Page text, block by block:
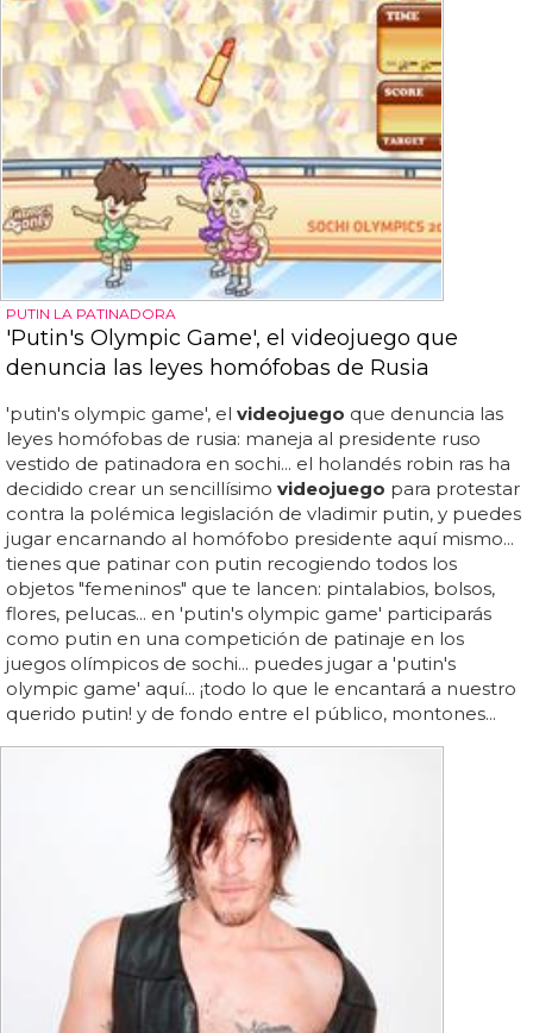
PUTIN LA PATINADORA
'Putin's Olympic Game', el videojuego que
denuncia las leyes homófobas de Rusia
'putin's olympic game', el videojuego que denuncia las
leyes homófobas de rusia: maneja al presidente ruso
vestido de patinadora en sochi... el holandés robin ras ha
decidido crear un sencillísimo videojuego para protestar
contra la polémica legislación de vladimir putin, y puedes
jugar encarnando al homófobo presidente aquí mismo...
tienes que patinar con putin recogiendo todos los
objetos "femeninos" que te lancen: pintalabios, bolsos,
flores, pelucas... en 'putin's olympic game' participarás
como putin en una competición de patinaje en los
juegos olímpicos de sochi... puedes jugar a 'putin's
olympic game' aquí... ¡todo lo que le encantará a nuestro
querido putin! y de fondo entre el público, montones...